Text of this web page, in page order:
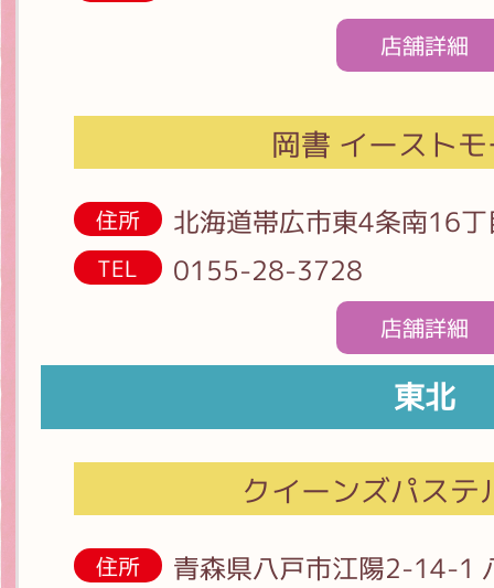
店舗詳細
岡書 イースト
住所 北海道帯広市東4条南16
TEL 0155-28-3728
店舗詳細
東北
クイーンズパステ
住所
青森県八戸市江陽2-14-1